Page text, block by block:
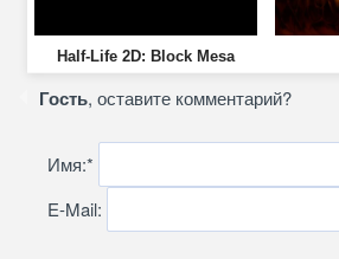
Half-Life 2D: Block Mesa
Гость, оставите комментарий?
Имя:*
E-Mail: